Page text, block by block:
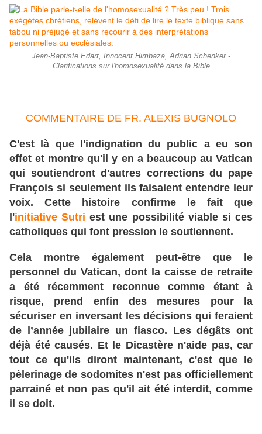
Jean-Baptiste Edart, Innocent Himbaza, Adrian Schenker -
Clarifications sur l'homosexualité dans la Bible
COMMENTAIRE DE FR. ALEXIS BUGNOLO
C'est là que l'indignation du public a eu son
effet et montre qu'il y en a beaucoup au Vatican
qui soutiendront d'autres corrections du pape
François si seulement ils faisaient entendre leur
voix. Cette histoire confirme le fait que
l'initiative Sutri est une possibilité viable si ces
catholiques qui font pression le soutiennent.
Cela montre également peut-être que le
personnel du Vatican, dont la caisse de retraite
a été récemment reconnue comme étant à
risque, prend enfin des mesures pour la
sécuriser en inversant les décisions qui feraient
de l’année jubilaire un fiasco. Les dégâts ont
déjà été causés. Et le Dicastère n'aide pas, car
tout ce qu'ils diront maintenant, c'est que le
pèlerinage de sodomites n'est pas officiellement
parrainé et non pas qu'il ait été interdit, comme
il se doit.